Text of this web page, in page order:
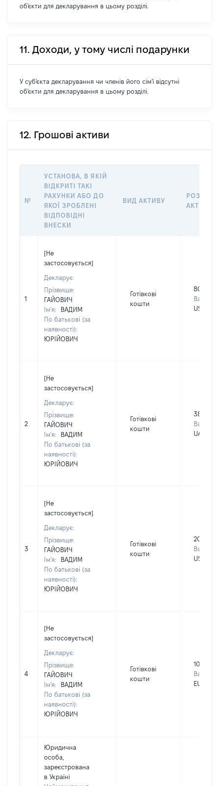
об'єкти для декларування в цьому розділі.
11. Доходи, у тому числі подарунки
У суб'єкта декларування чи членів його сім'ї відсутні
об'єкти для декларування в цьому розділі.
12. Грошові активи
№
УСТАНОВА, В ЯКІЙ
ВІДКРИТІ ТАКІ
РАХУНКИ АБО ДО
ЯКОЇ ЗРОБЛЕНІ
ВІДПОВІДНІ
ВНЕСКИ
ВИД АКТИВУ
РОЗМІР
АКТИВУ
1
[Не
застосовується]
Декларує:
Прізвище:
ГАЙОВИЧ
Ім'я:
ВАДИМ
По батькові (за
наявності):
ЮРІЙОВИЧ
Готівкові
кошти
8000
Валюта:
USD
2
[Не
застосовується]
Декларує:
Прізвище:
ГАЙОВИЧ
Ім'я:
ВАДИМ
По батькові (за
наявності):
ЮРІЙОВИЧ
Готівкові
кошти
38000
Валюта:
UAH
3
[Не
застосовується]
Декларує:
Прізвище:
ГАЙОВИЧ
Ім'я:
ВАДИМ
По батькові (за
наявності):
ЮРІЙОВИЧ
Готівкові
кошти
20000
Валюта:
USD
4
[Не
застосовується]
Декларує:
Прізвище:
ГАЙОВИЧ
Ім'я:
ВАДИМ
По батькові (за
наявності):
ЮРІЙОВИЧ
Готівкові
кошти
10000
Валюта:
EUR
Юридична
особа,
зареєстрована
в Україні